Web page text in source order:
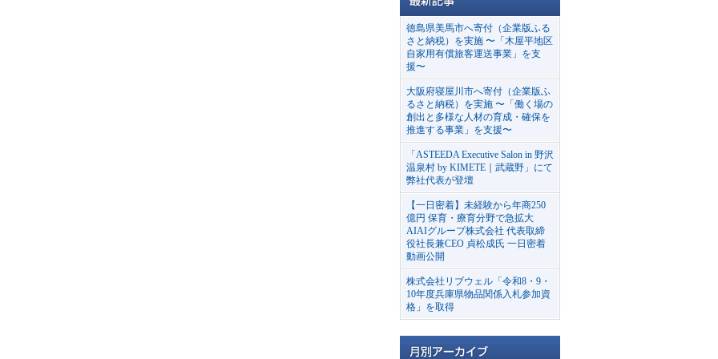
徳島県美馬市へ寄付（企業版ふる
さと納税）を実施 〜「木屋平地区
自家用有償旅客運送事業」を支
援〜
大阪府寝屋川市へ寄付（企業版ふ
るさと納税）を実施 〜「働く場の
創出と多様な人材の育成・確保を
推進する事業」を支援〜
「ASTEEDA Executive Salon in 野沢
温泉村 by KIMETE｜武蔵野」にて
弊社代表が登壇
【一日密着】未経験から年商250
億円 保育・療育分野で急拡大
AIAIグループ株式会社 代表取締
役社長兼CEO 貞松成氏 一日密着
動画公開
株式会社リブウェル「令和8・9・
10年度兵庫県物品関係入札参加資
格」を取得